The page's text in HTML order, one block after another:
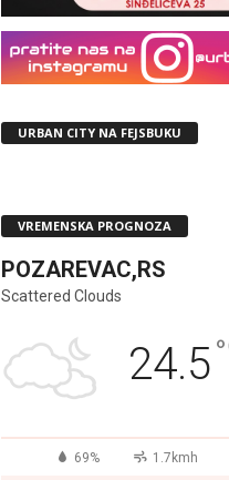
URBAN CITY NA FEJSBUKU
VREMENSKA PROGNOZA
POZAREVAC,RS
Scattered Clouds
24.5°
69% 1.7kmh